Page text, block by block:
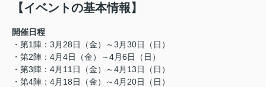
【イベントの基本情報】
開催日程
・第1陣：3月28日（金）～3月30日（日）
・第2陣：4月4日（金）～4月6日（日）
・第3陣：4月11日（金）～4月13日（日）
・第4陣：4月18日（金）～4月20日（日）